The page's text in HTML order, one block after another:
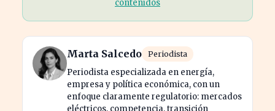
contenidos
Marta Salcedo Periodista
Periodista especializada en energía,
empresa y política económica, con un
enfoque claramente regulatorio: mercados
eléctricos, competencia, transición